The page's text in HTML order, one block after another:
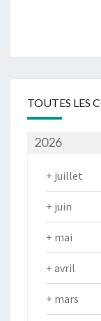
TOUTES LES
2026
+ juillet
+ juin
+ mai
+ avril
+ mars